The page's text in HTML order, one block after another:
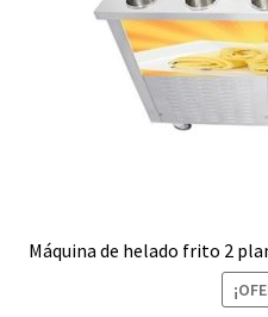
Máquina de helado frito 2